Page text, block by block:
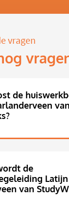
vragen
de
van
de
van